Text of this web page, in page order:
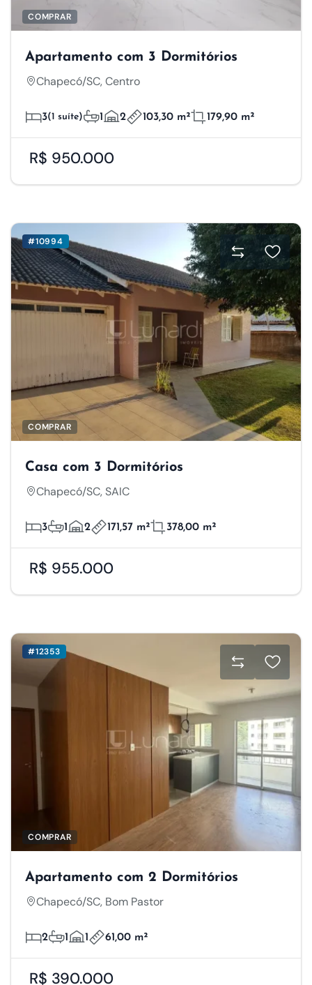
COMPRAR
Apartamento com 3 Dormitórios
Chapecó/SC, Centro
3(1 suíte) 1 2 103,30 m² 179,90 m²
R$ 950.000
#10994
COMPRAR
Casa com 3 Dormitórios
Chapecó/SC, SAIC
3 1 2 171,57 m² 378,00 m²
R$ 955.000
#12353
COMPRAR
Apartamento com 2 Dormitórios
Chapecó/SC, Bom Pastor
2 1 1 61,00 m²
R$ 390.000
Respeitamos a sua
privacidade